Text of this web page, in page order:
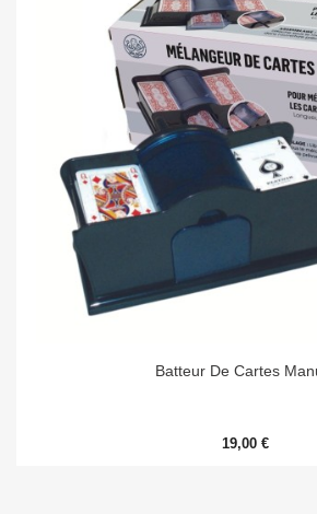
Batteur De Cartes
19,00 €